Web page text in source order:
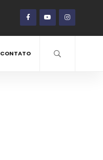
CONTATO